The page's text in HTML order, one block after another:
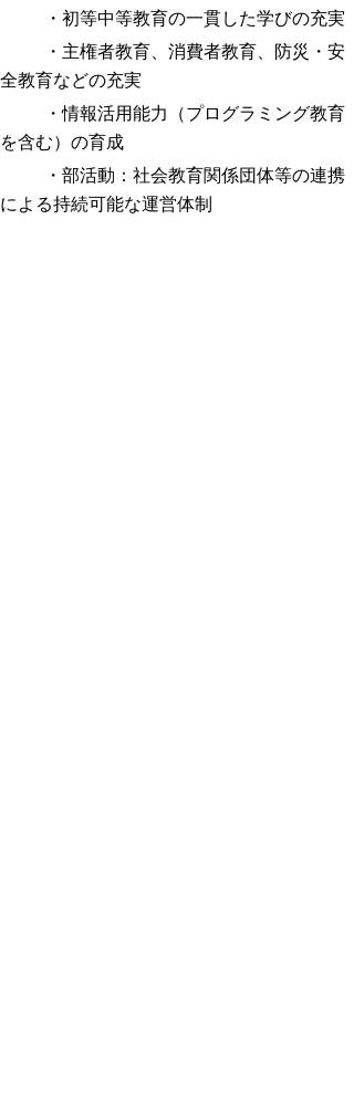
・初等中等教育の一貫した学びの充実
・主権者教育、消費者教育、防災・安
全教育などの充実
・情報活用能力（プログラミング教育
を含む）の育成
・部活動：社会教育関係団体等の連携
による持続可能な運営体制